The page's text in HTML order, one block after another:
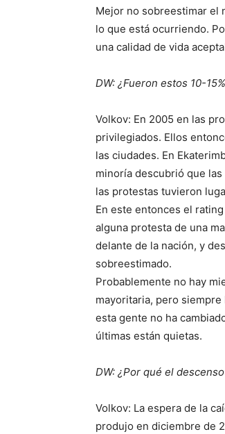
Mejor no sobreestimar el
lo que está ocurriendo.
una calidad de vida
DW: ¿Fueron estos 10-
Volkov: En 2005 en las
privilegiados. Ellos
las ciudades. En
minoría descubrió que
las protestas tuvieron
En este entonces el
alguna protesta de una
delante de la nación, y
sobreestimado.
Probablemente no hay
mayoritaria, pero siempre
esta gente no ha
últimas están quietas.
DW: ¿Por qué el
Volkov: La espera de la
produjo en diciembre de